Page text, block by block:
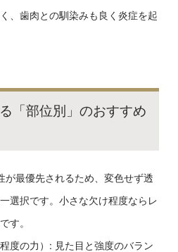
、歯肉との馴染みも良く炎症を起
「部位別」のおすすめ
が最優先されるため、変色せず透
選択です。小さな欠け程度ならレ
す。
度の力）: 見た目と強度のバラン